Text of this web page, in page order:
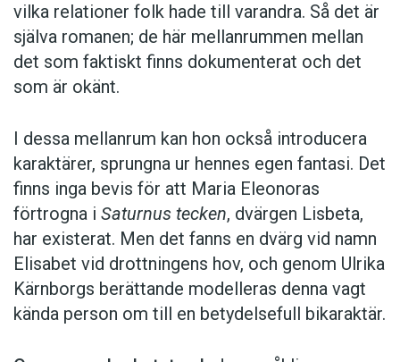
vilka relationer folk hade till varandra. Så det är
själva romanen; de här mellanrummen mellan
det som faktiskt finns dokumenterat och det
som är okänt.
I dessa mellanrum kan hon också introducera
karaktärer, sprungna ur hennes egen fantasi. Det
finns inga bevis för att Maria Eleonoras
förtrogna i Saturnus tecken, dvärgen Lisbeta,
har existerat. Men det fanns en dvärg vid namn
Elisabet vid drottningens hov, och genom Ulrika
Kärnborgs berättande modelleras denna vagt
kända person om till en betydelsefull bikaraktär.